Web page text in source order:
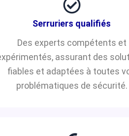
Serruriers qualifiés
Des experts compétents et
assurant des
fiables et adaptées à toutes
problématiques de sécurité.